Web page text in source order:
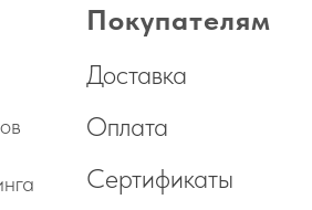
Покупателям
Доставка
Оплата
Сертификаты